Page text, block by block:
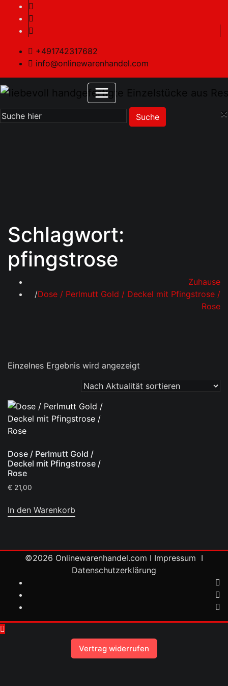
+491742317682
info@onlinewarenhandel.com
×
Suche
Schlagwort:
pfingstrose
Zuhause
Dose / Perlmutt Gold / Deckel mit Pfingstrose /
Rose
Einzelnes Ergebnis wird angezeigt
Dose / Perlmutt Gold /
Deckel mit Pfingstrose /
Rose
€ 21,00
In den Warenkorb
©2026 Onlinewarenhandel.com I Impressum I
Datenschutzerklärung
Vertrag widerrufen